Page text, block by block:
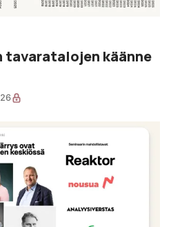
tavaratalojen käänne